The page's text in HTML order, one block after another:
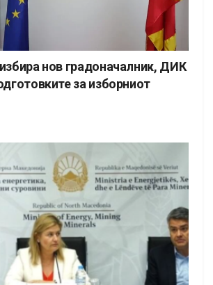
нов градоначалник, ДИК
за изборниот